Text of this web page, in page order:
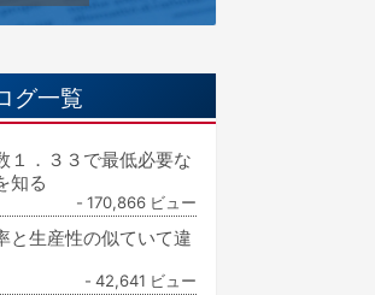
グ一覧
１．３３で最低必要な
知る
- 170,866 ビュー
と生産性の似ていて違
- 42,641 ビュー